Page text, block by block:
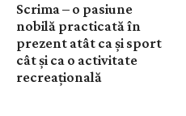
Scrima – o pasiune
nobilă practicată în
prezent atât ca și sport
cât și ca o activitate
recreațională